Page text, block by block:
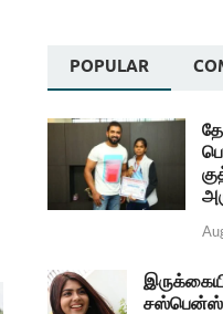
POPULAR
சஸ்பென்ஸ்